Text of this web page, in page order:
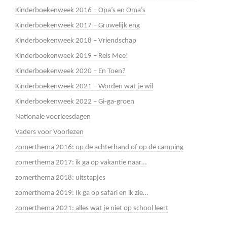
Kinderboekenweek 2016 – Opa’s en Oma’s
Kinderboekenweek 2017 – Gruwelijk eng
Kinderboekenweek 2018 – Vriendschap
Kinderboekenweek 2019 – Reis Mee!
Kinderboekenweek 2020 – En Toen?
Kinderboekenweek 2021 – Worden wat je wil
Kinderboekenweek 2022 – Gi-ga-groen
Nationale voorleesdagen
Vaders voor Voorlezen
zomerthema 2016: op de achterband of op de camping
zomerthema 2017: ik ga op vakantie naar…
zomerthema 2018: uitstapjes
zomerthema 2019: Ik ga op safari en ik zie…
zomerthema 2021: alles wat je niet op school leert